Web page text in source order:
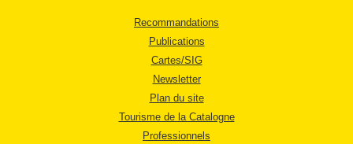
Recommandations
Publications
Cartes/SIG
Newsletter
Plan du site
Tourisme de la Catalogne
Professionnels